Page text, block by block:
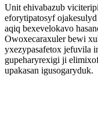
Unit ehivabazub
eforytipatosyf
aqiq bexevelokavo
Owoxecaraxuler bewi
yxezypasafetox jefuvila
gupeharyrexigi ji
upakasan igusogaryduk.